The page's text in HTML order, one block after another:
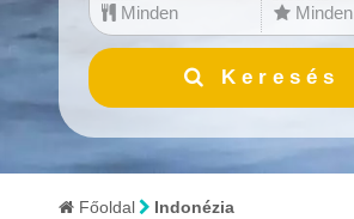
Minden Minden
Keresés
Bulgária
Ciprus
Főoldal Indonézia